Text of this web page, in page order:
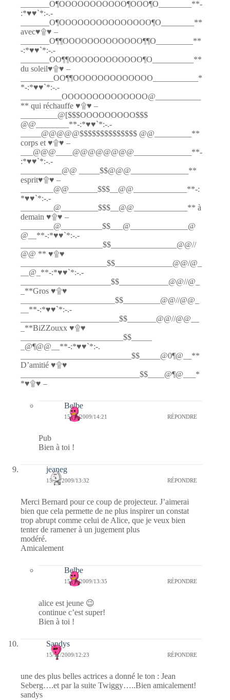
_______O¶OOOOOOOOOOO¶OOO¶O________**-
:*♥♥`*:-.-
_______O¶OOOOOOOOOOOOOOO¶O________**
avec♥۩♥ –
_______O¶¶OOOOOOOOOOOOO¶¶O_________**
-:*♥♥`*:-.-
_______OO¶¶OOOOOOOOOOOO¶O__________**
du soleil♥۩♥ –
________OO¶¶OOOOOOOOOOOOO___________*
*-:*♥♥`*:-.-
__________OOOOOOOOOOOOOO@___________
** qui réchauffe ♥۩♥ –
_________@[$$$OOOOOOOOO$$$
@@________**-:*♥♥`*:-.-
_____@@@@@$$$$$$$$$$$$$$ @@_________**
corps et ♥۩♥ –
___@@@____@@@@@@@@______________**-
:*♥♥`*:-.-
__________@@ _____$$@@@______________**
esprit♥۩♥ –
________@@_______$$$__@@_____________**-:
*♥♥`*:-.-
________@_________$$$__@@_____________** à
demain ♥۩♥ –
________@__________$$___@______________@
@__**-:*♥♥`*:-.-
____________________$$________________@@//
@@ ** ♥۩♥
_____________________$$______________@@/@_
__@_**-:*♥♥`*:-.-
______________________$$____________@@//@_
_**Gros ♥۩♥
_______________________$$_________@@//@@_
__**-:*♥♥`*:-.-
________________________$$_______@@//@@__
_**BiZZouxx ♥۩♥
_________________________$$_____
_@¶@@__**-:*♥♥`*:-.
___________________________$$_____@0¶@__**
D’amitié ♥۩♥
_____________________________$$____@¶@___*
*♥۩♥ –
Belbe
15/11/2009/14:21 RÉPONDRE
Pub
Bien à toi !
jeaneg
15/11/2009/13:32 RÉPONDRE
Merci Bernard pour ce coup de projecteur. J’aimerai
bien que cela permette de ne plus inspirer un constat
trop abrupt comme celui de Alice, que je veux bien
tenter de ramener à un jugement plus
modéré.
Amicalement
Belbe
15/11/2009/13:35 RÉPONDRE
alice est jeune 😉
continue c’est super!
Bien à toi !
Sandys
15/11/2009/12:23 RÉPONDRE
une des plus belles actrices a donné le ton : Jean
Seberg….et par la suite Twiggy…..Bien amicalement!
sandys